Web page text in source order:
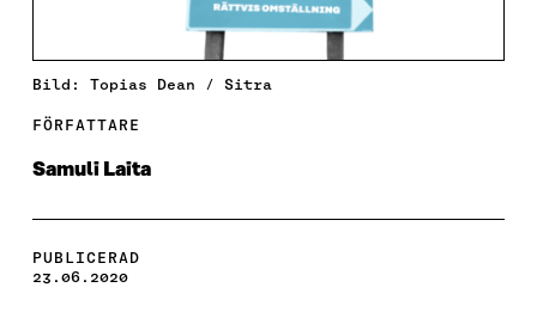
Bild: Topias Dean / Sitra
FÖRFATTARE
Samuli Laita
PUBLICERAD
23.06.2020